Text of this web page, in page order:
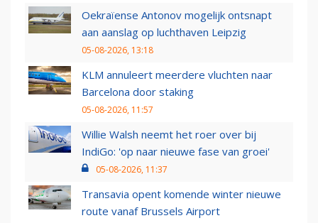
Oekraïense Antonov mogelijk ontsnapt
aan aanslag op luchthaven Leipzig
05-08-2026, 13:18
KLM annuleert meerdere vluchten naar
Barcelona door staking
05-08-2026, 11:57
Willie Walsh neemt het roer over bij
IndiGo: 'op naar nieuwe fase van groei'
05-08-2026, 11:37
Transavia opent komende winter nieuwe
route vanaf Brussels Airport